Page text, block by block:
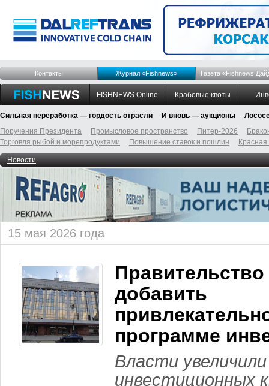
Контакты Журнал «Fishnews» Газета «Fishnews
FISHNEWS Online Крабовые квоты
Сильная переработка — гордость отрасли И вновь — аукционы
Поручения Президента
Промысловое пространство Питер-2026
Торговля рыбой и морепродуктами
Повышение ставок и пошлин
Новости
15 мая 2026 года
добавить
программе
Власти
инвестиционных